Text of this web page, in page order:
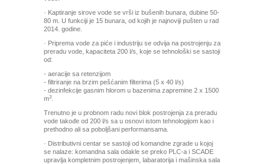
· Kaptiranje sirove vode se vrši iz bušenih bunara, dubine 50-
80 m. U funkciji je 15 bunara, od kojih je najnoviji pušten u rad
2014. godine.
· Priprema vode za piće i industriju se odvija na postrojenju za
preradu vode, kapaciteta 200 l/s, koje se tehnološki se sastoji
od:
- aeracije sa retenzijom
- filtriranje na brzim pešćanim filterima (5 x 40 l/s)
- dezinfekcije gasnim hlorom u bazenima zapremine 2 x 1500
m3
Trenutno je u probnom radu novi blok postrojenja za preradu
vode takođe od 200 l/s sa u osnovi istom tehnologijom kao i
prethodno ali sa poboljšani performansama.
· Distributivni centar se sastoji od komandne zgrade u kojoj
se nalaze: komandna sala odakle se preko PLC-a i SCADE
upravlja kompletnim postrojenjem, labaratorija i mašinska sala